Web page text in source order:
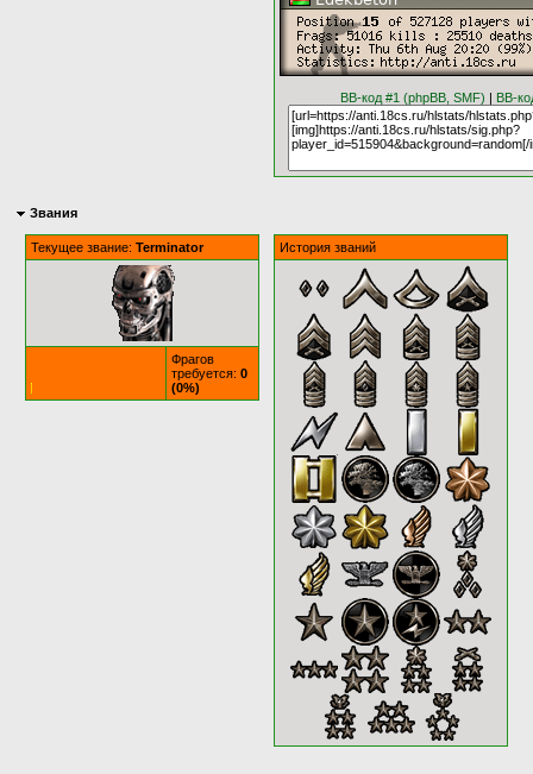
BB-код #1 (phpBB, SMF) | BB-
Звания
Текущее звание: Terminator
Фрагов
требуется: 0
(0%)
История званий